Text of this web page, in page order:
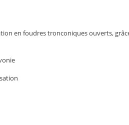
en foudres tronconiques ouverts,